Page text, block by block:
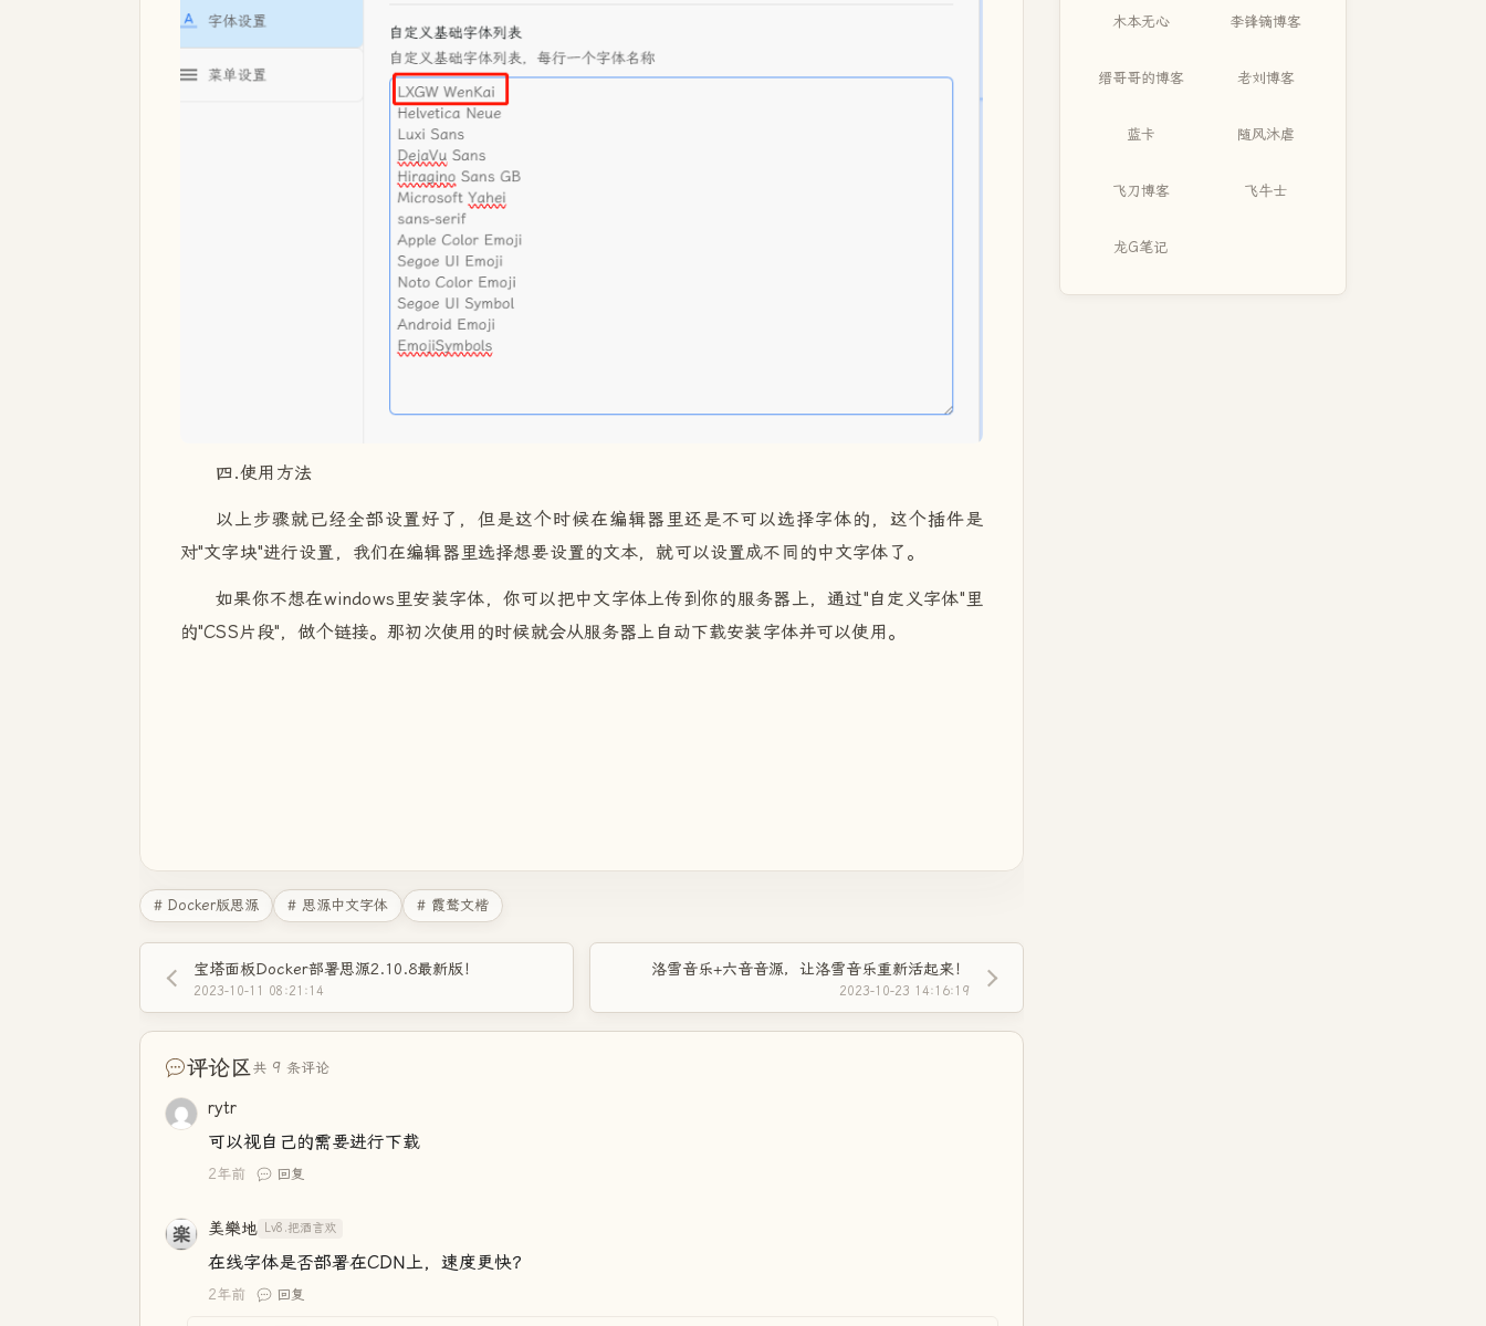
四.使用方法
以上步骤就已经全部设置好了，但是这个时候在编辑器里还是不可以选择字体的，这个插件是
对"文字块"进行设置，我们在编辑器里选择想要设置的文本，就可以设置成不同的中文字体了。
如果你不想在windows里安装字体，你可以把中文字体上传到你的服务器上，通过"自定义字体"里
的"CSS片段"，做个链接。那初次使用的时候就会从服务器上自动下载安装字体并可以使用。
# Docker版思源 # 思源中文字体 # 霞鹜文楷
宝塔面板Docker部署思源2.10.8最新版！
2023-10-11 08:21:14
洛雪音乐+六音音源，让洛雪音乐重新活起来！
2023-10-23 14:16:19
评论区共 9 条评论
rytr
可以视自己的需要进行下载
2年前 回复
美樂地 Lv8.把酒言欢
在线字体是否部署在CDN上，速度更快？
2年前 回复
木本无心 李锋镝博客
缙哥哥的博客 老刘博客
蓝卡 随风沐虐
飞刀博客 飞牛士
龙G笔记